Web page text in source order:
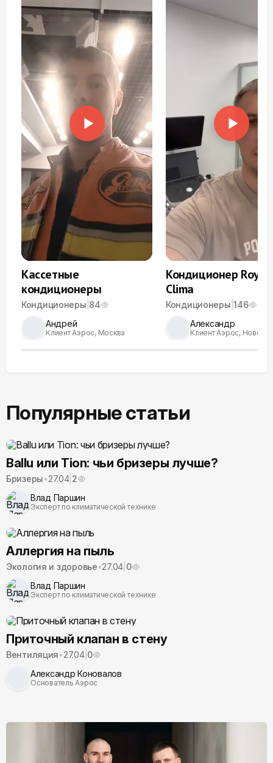
Кассетные
кондиционеры
Кондиционеры 84
Андрей
Клиент Аэрос, Москва
Кондиционер Royal
Clima
Кондиционеры |146
Александр
Клиент Аэрос,
Популярные статьи
Ballu или Tion: чьи бризеры лучше?
Бризеры•27.04| 2
Влад Паршин
Эксперт по климатической технике
Аллергия на пыль
Экология и здоровье•27.04 0
Влад Паршин
Эксперт по климатической технике
Приточный клапан в стену
Вентиляция•27.04| 0
Александр Коновалов
Основатель Аэрос